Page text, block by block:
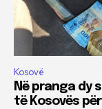
Kosovë
Në pranga dy
të Kosovës për